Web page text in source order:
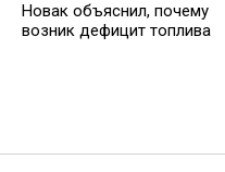
Новак объяснил, почему
возник дефицит топлива